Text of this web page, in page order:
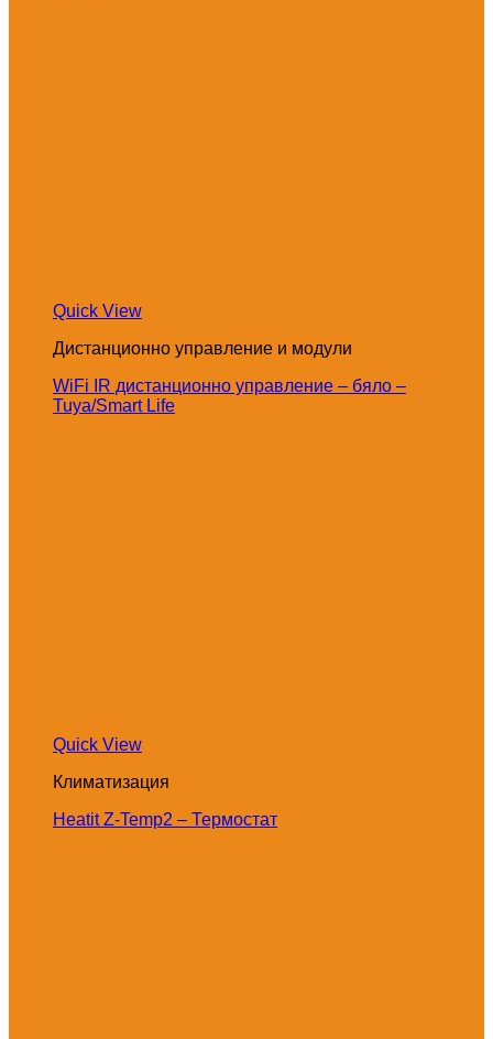
Quick View
Дистанционно управление и модули
WiFi IR дистанционно управление – бяло –
Tuya/Smart Life
Quick View
Климатизация
Heatit Z-Temp2 – Термостат